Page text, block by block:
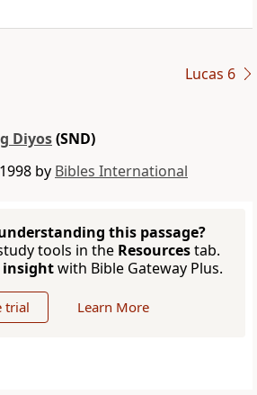
Lucas 6
Diyos(SND)
by Bibles International
this passage?
tools in the Resourcestab.
insightwith Bible Gateway Plus.
trial Learn More